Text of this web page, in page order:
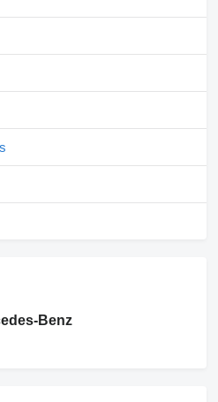
Benz